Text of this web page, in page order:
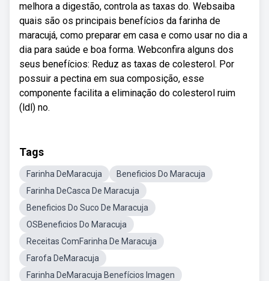
melhora a digestão, controla as taxas do. Websaiba
quais são os principais benefícios da farinha de
maracujá, como preparar em casa e como usar no dia a
dia para saúde e boa forma. Webconfira alguns dos
seus benefícios: Reduz as taxas de colesterol. Por
possuir a pectina em sua composição, esse
componente facilita a eliminação do colesterol ruim
(ldl) no.
Tags
Farinha DeMaracuja
Beneficios Do Maracuja
Farinha DeCasca De Maracuja
Beneficios Do Suco De Maracuja
OSBeneficios Do Maracuja
Receitas ComFarinha De Maracuja
Farofa DeMaracuja
Farinha DeMaracuja Benefícios Imagen